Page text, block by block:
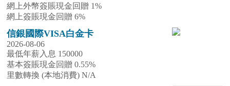
網上外幣簽賬現金回贈 1%
網上簽賬現金回贈 6%
信銀國際VISA白金卡
2026-08-06
最低年薪入息 150000
基本簽賬現金回贈 0.55%
里數轉換 (本地消費) N/A